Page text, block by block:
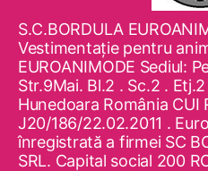
S.C.BORDULA
Vestimentaţie pentru
EUROANIMODE Sediul:
Str.9Mai. Bl.2 . Sc.2 .
Hunedoara România CUI
J20/186/22.02.2011 .
înregistrată a firmei SC
SRL. Capital social 200